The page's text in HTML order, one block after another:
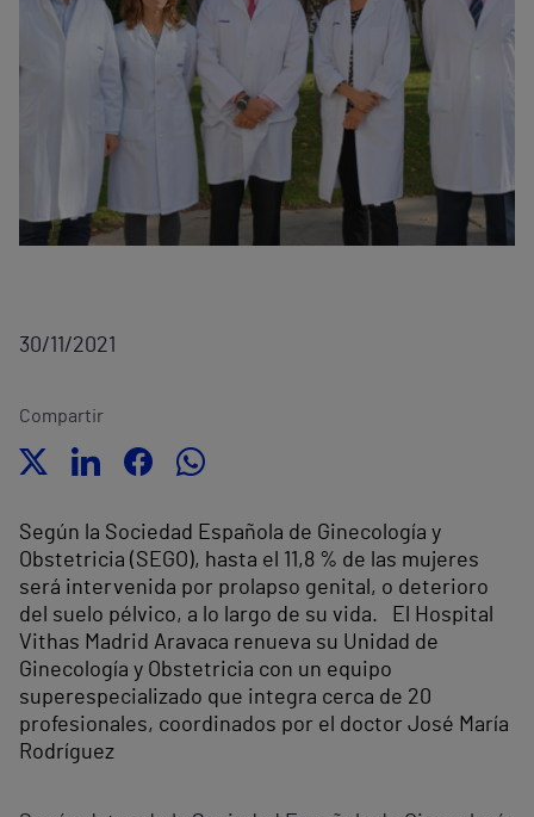
30/11/2021
Compartir
Según la Sociedad Española de Ginecología y
Obstetricia (SEGO), hasta el 11,8 % de las mujeres
será intervenida por prolapso genital, o deterioro
del suelo pélvico, a lo largo de su vida.
El Hospital
Vithas Madrid Aravaca renueva su Unidad de
Ginecología y Obstetricia con un equipo
superespecializado que integra cerca de 20
profesionales, coordinados por el doctor José María
Rodríguez